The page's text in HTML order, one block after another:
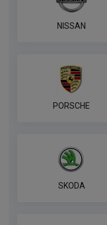
NISSAN
PORSCHE
SKODA